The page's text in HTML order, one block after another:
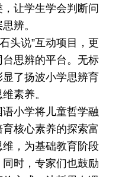
，让学生学会判断问
辨。
头说”互动项目，更
思辨的平台。无标
了扬波小学思辨育
素养。
语小学将儿童哲学融
核心素养的探索富
，为基础教育阶段
时，专家们也鼓励